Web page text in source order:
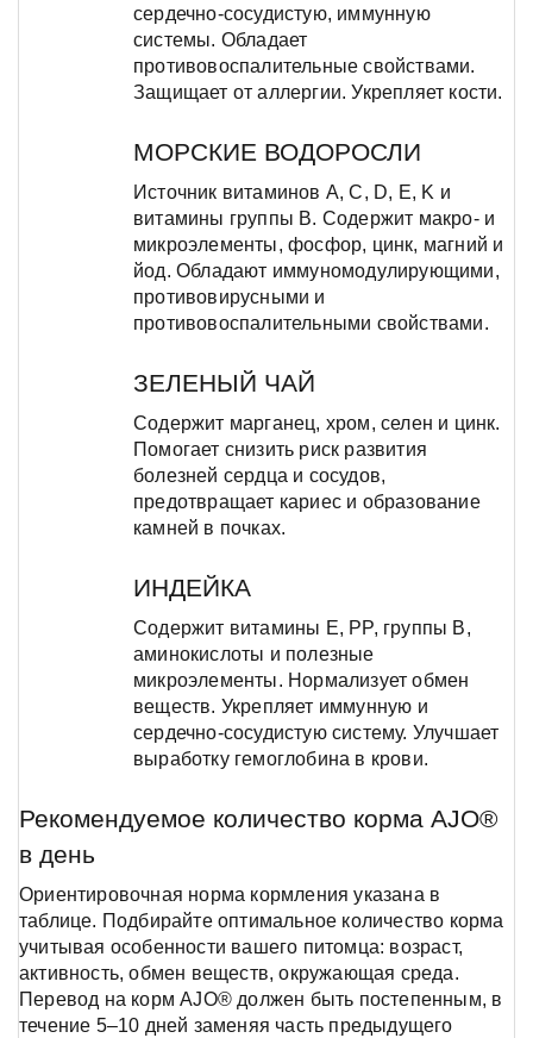
сердечно-сосудистую, иммунную
системы. Обладает
противовоспалительные свойствами.
Защищает от аллергии. Укрепляет кости.
МОРСКИЕ ВОДОРОСЛИ
Источник витаминов А, С, D, E, K и
витамины группы B. Содержит макро- и
микроэлементы, фосфор, цинк, магний и
йод. Обладают иммуномодулирующими,
противовирусными и
противовоспалительными свойствами.
ЗЕЛЕНЫЙ ЧАЙ
Содержит марганец, хром, селен и цинк.
Помогает снизить риск развития
болезней сердца и сосудов,
предотвращает кариес и образование
камней в почках.
ИНДЕЙКА
Содержит витамины E, PP, группы B,
аминокислоты и полезные
микроэлементы. Нормализует обмен
веществ. Укрепляет иммунную и
сердечно-сосудистую систему. Улучшает
выработку гемоглобина в крови.
Рекомендуемое количество корма AJO®
в день
Ориентировочная норма кормления указана в
таблице. Подбирайте оптимальное количество корма
учитывая особенности вашего питомца: возраст,
активность, обмен веществ, окружающая среда.
Перевод на корм AJO® должен быть постепенным, в
течение 5–10 дней заменяя часть предыдущего